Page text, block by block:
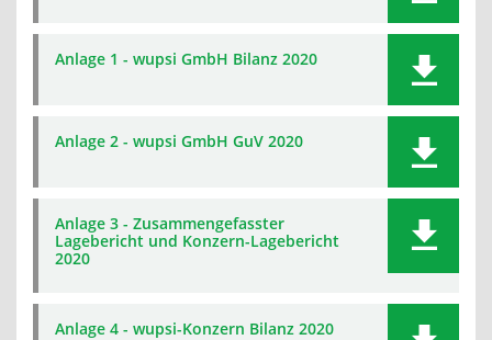
Anlage 1 - wupsi GmbH Bilanz 2020
Anlage 2 - wupsi GmbH GuV 2020
Anlage 3 - Zusammengefasster
Lagebericht und Konzern-Lagebericht
2020
Anlage 4 - wupsi-Konzern Bilanz 2020